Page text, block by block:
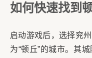
如何快速找到
启动游戏后，选择兖
为“顿丘”的城市。其